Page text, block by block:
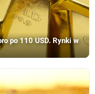
po 110 USD. Rynki w